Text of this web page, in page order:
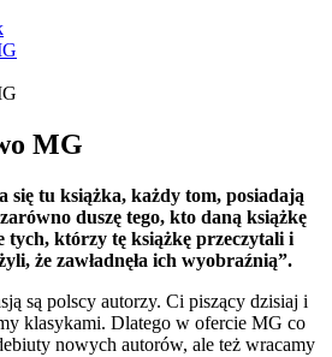
MG
się tu książka, każdy tom, posiadają
duszę tego, kto daną książkę
tych, którzy tę książkę przeczytali i
że zawładnęła ich wyobraźnią”.
są polscy autorzy. Ci piszący dzisiaj i
klasykami. Dlatego w ofercie MG co
nowych autorów, ale też wracamy